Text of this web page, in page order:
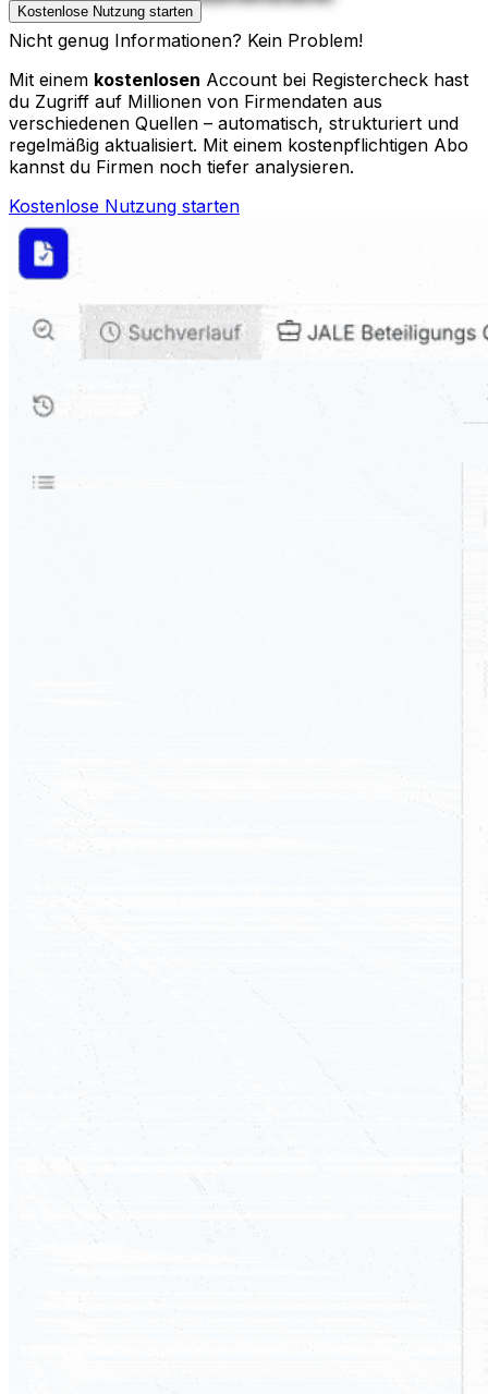
Kostenlose Nutzung starten
Nicht genug Informationen? Kein Problem!
Mit einem kostenlosen Account bei Registercheck hast
du Zugriff auf Millionen von Firmendaten aus
verschiedenen Quellen – automatisch, strukturiert und
regelmäßig aktualisiert. Mit einem kostenpflichtigen Abo
kannst du Firmen noch tiefer analysieren.
Kostenlose Nutzung starten